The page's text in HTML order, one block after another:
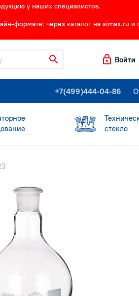
у наших специалистов.
формате: через каталог на simax.ru и
Войти
+7(499)444-04-86
стекло